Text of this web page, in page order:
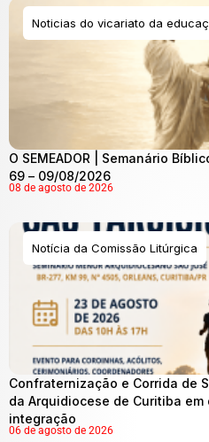
Noticias do vicariato da
O SEMEADOR | Semanário
69 – 09/08/2026
08 de agosto de 2026
Notícia da Comissão Litúrgica
Confraternização e Corrida de
da Arquidiocese de Curitiba
integração
06 de agosto de 2026